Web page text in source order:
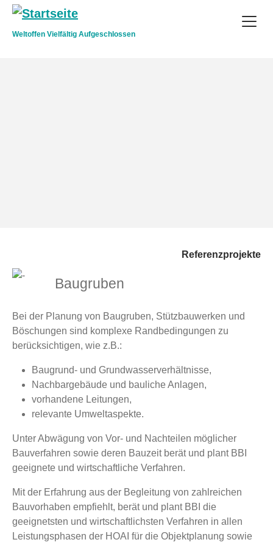
Direkt zum Inhalt
Weltoffen Vielfältig Aufgeschlossen
Referenzprojekte
Baugruben
Bei der Planung von Baugruben, Stützbauwerken und
Böschungen sind komplexe Randbedingungen zu
berücksichtigen, wie z.B.:
Baugrund- und Grundwasserverhältnisse,
Nachbargebäude und bauliche Anlagen,
vorhandene Leitungen,
relevante Umweltaspekte.
Unter Abwägung von Vor- und Nachteilen möglicher
Bauverfahren sowie deren Bauzeit berät und plant BBI
geeignete und wirtschaftliche Verfahren.
Mit der Erfahrung aus der Begleitung von zahlreichen
Bauvorhaben empfiehlt, berät und plant BBI die
geeignetsten und wirtschaftlichsten Verfahren in allen
Leistungsphasen der HOAI für die Objektplanung sowie